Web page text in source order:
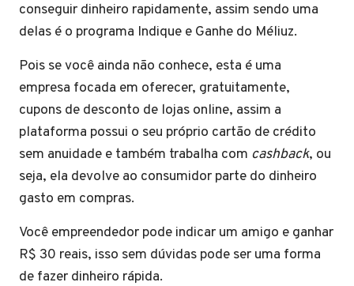
conseguir dinheiro rapidamente, assim sendo uma
delas é o programa Indique e Ganhe do Méliuz.
Pois se você ainda não conhece, esta é uma
empresa focada em oferecer, gratuitamente,
cupons de desconto de lojas online, assim a
plataforma possui o seu próprio cartão de crédito
sem anuidade e também trabalha com cashback, ou
seja, ela devolve ao consumidor parte do dinheiro
gasto em compras.
Você empreendedor pode indicar um amigo e ganhar
R$ 30 reais, isso sem dúvidas pode ser uma forma
de fazer dinheiro rápida.